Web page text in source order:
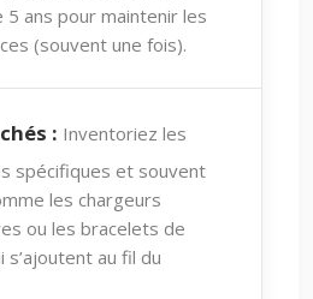
ans pour maintenir les
(souvent une fois).
: Inventoriez les
spécifiques et souvent
les chargeurs
ou les bracelets de
s’ajoutent au fil du